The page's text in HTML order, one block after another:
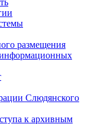
размещения
информационных
Слюдянского
к архивным